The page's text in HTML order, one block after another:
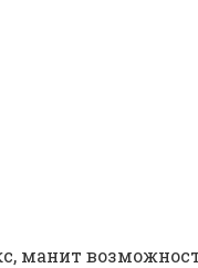
манит